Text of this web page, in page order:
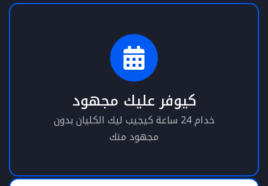
كيوفر عليك مجهود
خدام 24 ساعة كيجيب ليك الكليان بدون
مجهود منك